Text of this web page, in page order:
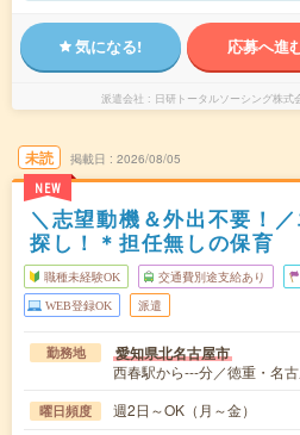
気になる! 応募へ進
派遣会社 日研トータルソーシング株
未読
NEW
掲載日 2026/08/05
＼志望動機＆外出不要！
探し！＊担任無しの保育
職種未経験OK 交通費別途支給あり
WEB登録OK 派遣
勤務地 愛知県北名古屋市
西春駅から---分／徳重・名
曜日頻度 週2日～OK（月～金）